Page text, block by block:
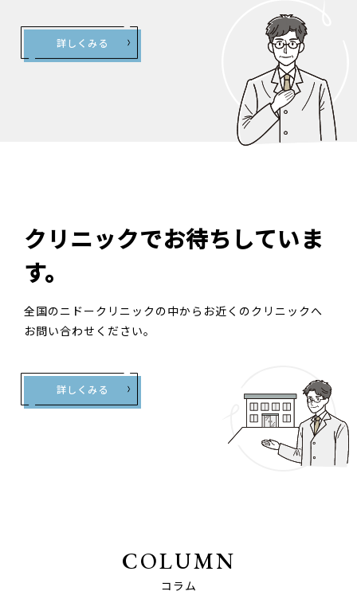
詳しくみる
クリニックでお待ちしていま
す。
全国のニドークリニックの中から お近くのクリニックへ
お問い合わせください。
詳しくみる
COLUMN
コラム